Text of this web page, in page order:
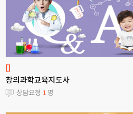
[]
창의과학교육지도사
상담요청 1 명